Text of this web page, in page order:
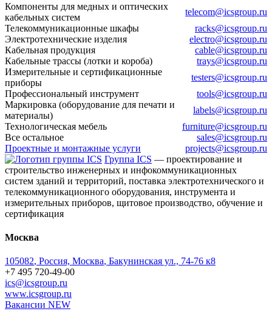
Компоненты для медных и оптических
кабельных систем
telecom@icsgroup.ru
Телекоммуникационные шкафы
racks@icsgroup.ru
Электротехнические изделия
electro@icsgroup.ru
Кабельная продукция
cable@icsgroup.ru
Кабельные трассы (лотки и короба)
trays@icsgroup.ru
Измерительные и сертификационные
приборы
testers@icsgroup.ru
Профессиональный инструмент
tools@icsgroup.ru
Маркировка (оборудование для печати и
материалы)
labels@icsgroup.ru
Технологическая мебель
furniture@icsgroup.ru
Все остальное
sales@icsgroup.ru
Проектные и монтажные услуги
projects@icsgroup.ru
Группа ICS — проектирование и
строительство инженерных и инфокоммуникационных
систем зданий и территорий, поставка электротехнического и
телекоммуникационного оборудования, инструмента и
измерительных приборов, щитовое производство, обучение и
сертификация
Москва
105082, Россия, Москва, Бакунинская ул., 74-76 к8
+7 495 720-49-00
ics@icsgroup.ru
www.icsgroup.ru
Вакансии NEW